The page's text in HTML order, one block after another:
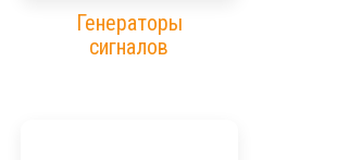
Генераторы
сигналов